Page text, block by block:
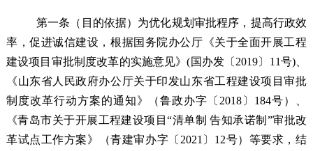
第一条 （ 目的依据） 为优化规划审批程序，提高行政效
率，促进诚信建设，根据国务院办公厅《关于全面开展工程
建设项目审批制度改革的实施意见》(国办发〔2019〕11号)、
《山东省人民政府办公厅关于印发山东省工程建设项目审批
制度改革行动方案的通知》
（鲁政办字〔2018〕184号）、
《青岛市关于开展工程建设项目“清单制 告知承诺制”审批改
革试点工作方案》（青建审办字〔2021〕12号） 等要求，结